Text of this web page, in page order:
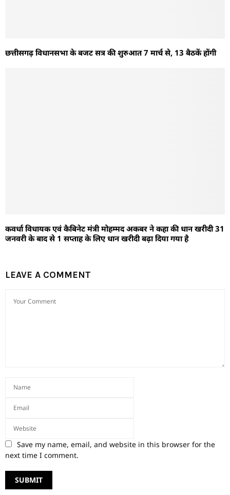
छत्तीसगढ़ विधानसभा के बजट सत्र की शुरुआत 7 मार्च से, 13 बैठकें होंगी
कवर्धा विधायक एवं कैबिनेट मंत्री मोहम्मद अकबर ने कहा की धान खरीदी 31
जनवरी के बाद से 1 सप्ताह के लिए धान खरीदी बढ़ा दिया गया है
LEAVE A COMMENT
Save my name, email, and website in this browser for the
next time I comment.